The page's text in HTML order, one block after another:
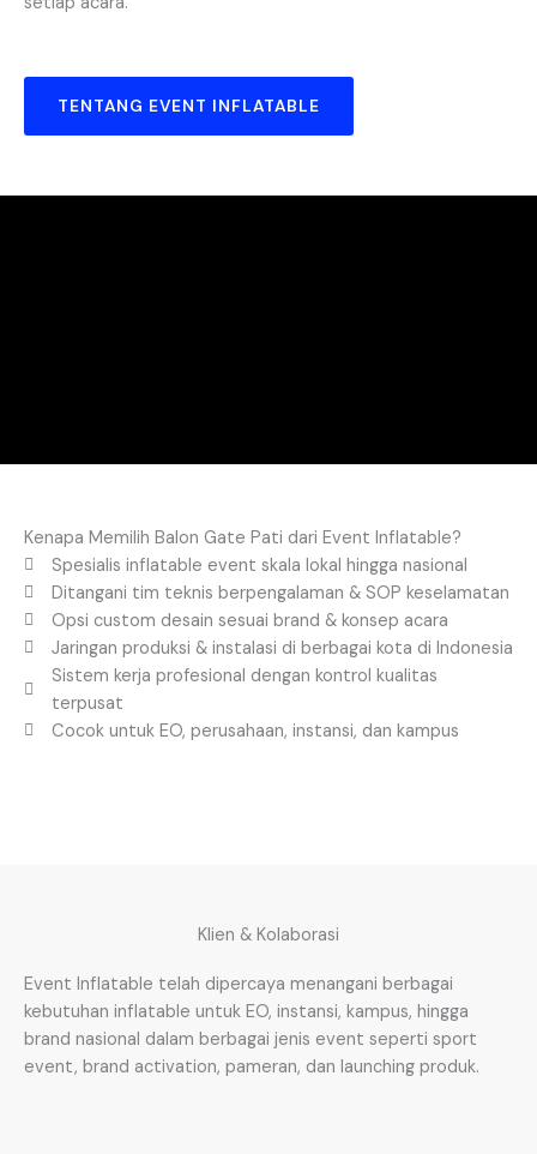
TENTANG EVENT INFLATABLE
Kenapa Memilih Balon Gate Pati dari Event Inflatable?
Spesialis inflatable event skala lokal hingga nasional
Ditangani tim teknis berpengalaman & SOP keselamatan
Opsi custom desain sesuai brand & konsep acara
Jaringan produksi & instalasi di berbagai kota di Indonesia
Sistem kerja profesional dengan kontrol kualitas
terpusat
Cocok untuk EO, perusahaan, instansi, dan kampus
Klien & Kolaborasi
Event Inflatable telah dipercaya menangani berbagai
kebutuhan inflatable untuk EO, instansi, kampus, hingga
brand nasional dalam berbagai jenis event seperti sport
event, brand activation, pameran, dan launching produk.